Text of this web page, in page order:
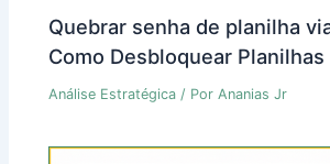
Quebrar senha de planilha
Como Desbloquear
Análise Estratégica / PorAnanias Jr